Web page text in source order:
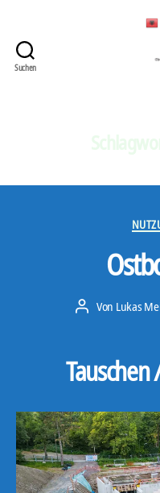
Suchen
Beitragsautor
Von Lukas